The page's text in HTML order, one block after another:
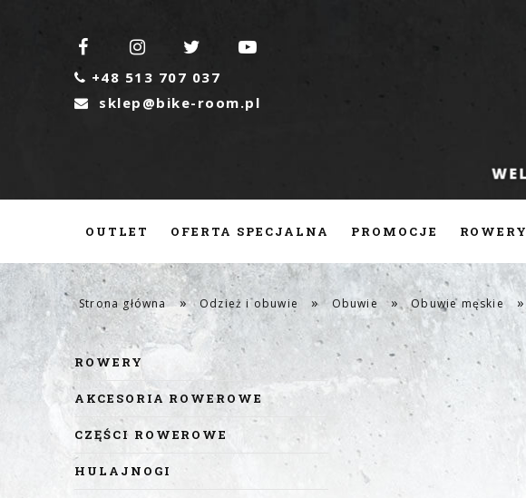
   
 +48 513 707 037
 sklep@bike-room.pl
OUTLET OFERTA SPECJALNA PROMOCJE ROWERY
CZĘŚCI ROWEROWE SERWIS KONTAKT PRACA
Strona główna » Odzież i obuwie » Obuwie » Obuwie męskie »
ROWERY
AKCESORIA ROWEROWE
CZĘŚCI ROWEROWE
HULAJNOGI